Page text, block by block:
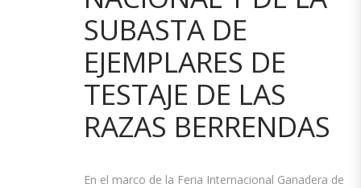
SUBASTA DE
EJEMPLARES DE
TESTAJE DE LAS
RAZAS BERRENDAS
En el marco de la Feria Internacional Ganadera de